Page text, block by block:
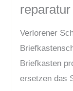
reparatur
Verlorener
Briefkasten
ersetzen das